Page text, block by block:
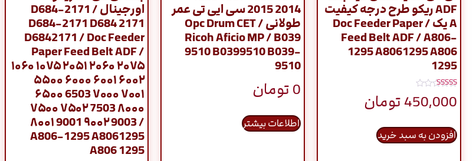
ADF ریکو طرح درجه کیفیت
A یک / Doc Feeder Paper
Feed Belt ADF / A806-
1295 A8061295 A806
1295
نمره
5.00
از 5
450,000تومان
افزودن به سبد خرید
2014 2015 سی ایی تی عمر
طولانی / Opc Drum CET
Ricoh Aficio MP / B039
9510 B0399510 B039-
9510
0تومان
اطلاعات بیشتر
اورجینال / D684-2171
D684-2171 D684 2171
D6842171 / Doc Feeder
Paper Feed Belt ADF /
۱۰۶۰ ۱۰۷۵ ۲۰۵۱ ۲۰۶۰ ۲۰۷۵
۵۵۰۰ ۶۰۰۰ ۶۰۰۱ ۶۰۰۲
۶۵۰۰ 6503 ۷۰۰۰ ۷۰۰۱
۷۵۰۰ ۷۵۰۲ 7503 ۸۰۰۰
۸۰۰۱ 9001 ۹۰۰۲ 9003 /
A806-1295 A8061295
A806 1295